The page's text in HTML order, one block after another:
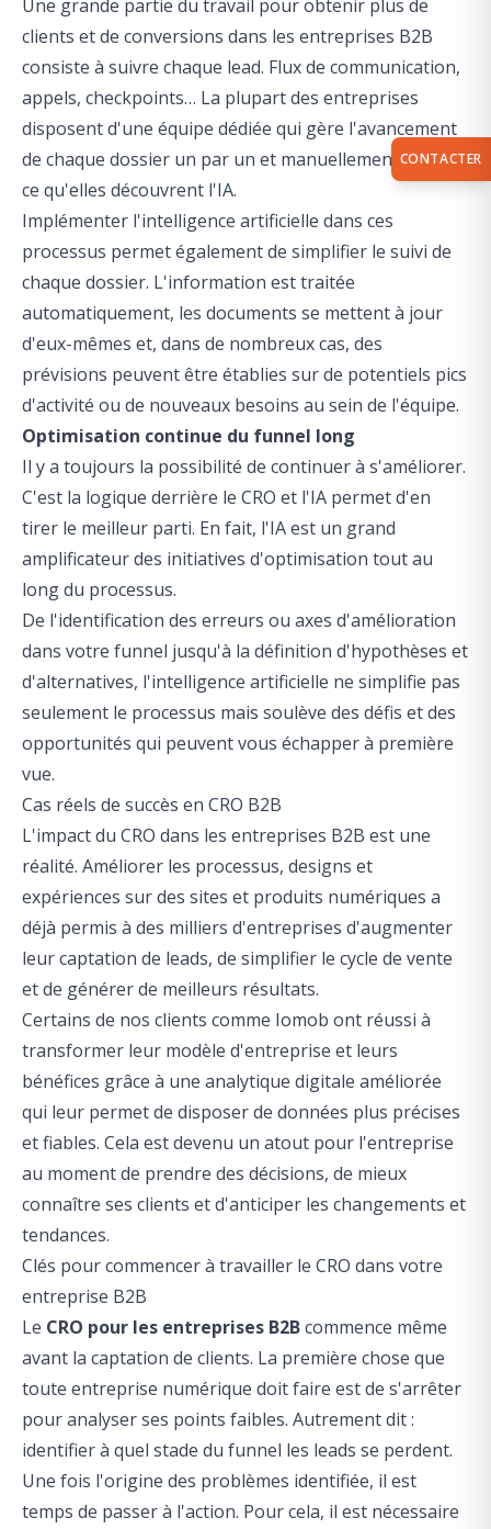
Une grande partie du travail pour obtenir plus de
clients et de conversions dans les entreprises B2B
consiste à suivre chaque lead. Flux de communication,
appels, checkpoints… La plupart des entreprises
disposent d'une équipe dédiée qui gère l'avancement
de chaque dossier un par un et manuellement. Jusqu'à
ce qu'elles découvrent l'IA.
Implémenter l'intelligence artificielle dans ces
processus permet également de simplifier le suivi de
chaque dossier. L'information est traitée
automatiquement, les documents se mettent à jour
d'eux-mêmes et, dans de nombreux cas, des
prévisions peuvent être établies sur de potentiels pics
d'activité ou de nouveaux besoins au sein de l'équipe.
Optimisation continue du funnel long
Il y a toujours la possibilité de continuer à s'améliorer.
C'est la logique derrière le CRO et l'IA permet d'en
tirer le meilleur parti. En fait, l'IA est un grand
amplificateur des initiatives d'optimisation tout au
long du processus.
De l'identification des erreurs ou axes d'amélioration
dans votre funnel jusqu'à la définition d'hypothèses et
d'alternatives, l'intelligence artificielle ne simplifie pas
seulement le processus mais soulève des défis et des
opportunités qui peuvent vous échapper à première
vue.
Cas réels de succès en CRO B2B
L'impact du CRO dans les entreprises B2B est une
réalité. Améliorer les processus, designs et
expériences sur des sites et produits numériques a
déjà permis à des milliers d'entreprises d'augmenter
leur captation de leads, de simplifier le cycle de vente
et de générer de meilleurs résultats.
Certains de nos clients comme Iomob ont réussi à
transformer leur modèle d'entreprise et leurs
bénéfices grâce à une analytique digitale améliorée
qui leur permet de disposer de données plus précises
et fiables. Cela est devenu un atout pour l'entreprise
au moment de prendre des décisions, de mieux
connaître ses clients et d'anticiper les changements et
tendances.
Clés pour commencer à travailler le CRO dans votre
entreprise B2B
Le CRO pour les entreprises B2Bcommence même
avant la captation de clients. La première chose que
toute entreprise numérique doit faire est de s'arrêter
pour analyser ses points faibles. Autrement dit :
identifier à quel stade du funnel les leads se perdent.
Une fois l'origine des problèmes identifiée, il est
temps de passer à l'action. Pour cela, il est nécessaire
CONTACTER